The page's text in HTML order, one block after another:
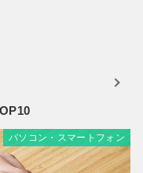
パソコン・スマートフォン